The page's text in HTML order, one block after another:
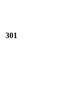
301